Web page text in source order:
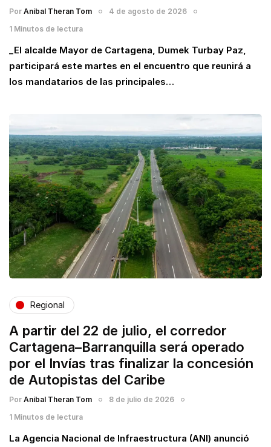
Por Anibal Theran Tom
4 de agosto de 2026
1 Minutos de lectura
_El alcalde Mayor de Cartagena, Dumek Turbay Paz,
participará este martes en el encuentro que reunirá a
los mandatarios de las principales…
Regional
A partir del 22 de julio, el corredor
Cartagena–Barranquilla será operado
por el Invías tras finalizar la concesión
de Autopistas del Caribe
Por Anibal Theran Tom
8 de julio de 2026
1 Minutos de lectura
La Agencia Nacional de Infraestructura (ANI) anunció